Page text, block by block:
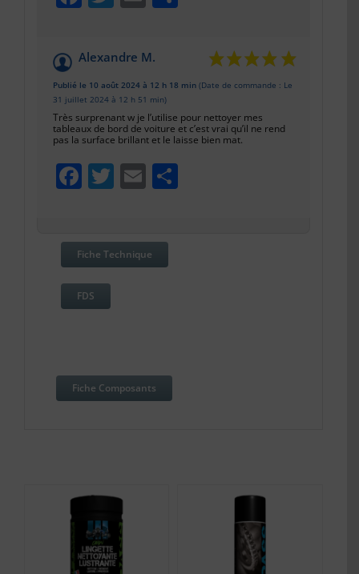
Alexandre M.
Publié le 10 août 2024 à 12 h 18 min (Date de commande : Le
31 juillet 2024 à 12 h 51 min)
Très surprenant w je l’utilise pour nettoyer mes
tableaux de bord de voiture et c’est vrai qu’il ne rend
pas la surface brillant et le laisse bien mat.
Facebook Twitter Email
Fiche Technique
FDS
Fiche Composants